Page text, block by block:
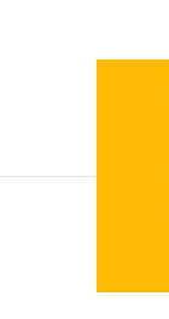
Swiss
Swiss
Swiss
Timex